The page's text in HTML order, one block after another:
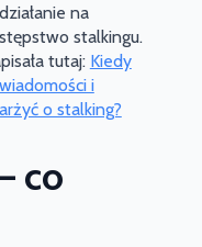
na
stalkingu.
tutaj: Kiedy
i
o stalking?
co